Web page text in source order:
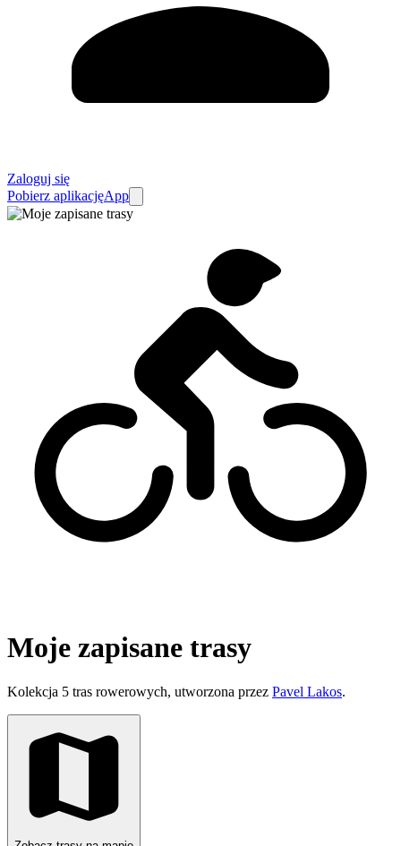
Zaloguj się
Pobierz aplikacjęApp
Moje zapisane trasy
Kolekcja 5 tras rowerowych, utworzona przez Pavel Lakos.